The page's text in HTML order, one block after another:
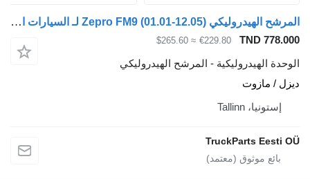
المرشح الهيدروليكي Zepro FM9 (01.01-12.05) لـ السيارات القاطرة Volvo FM7-FM12, FM, FMX (1998-2014)
TND
€229.80
≈ $265.60
الهيدروليكية - المرشح الهيدروليكي
/ مازوت
إستونيا، Tallinn
TruckParts